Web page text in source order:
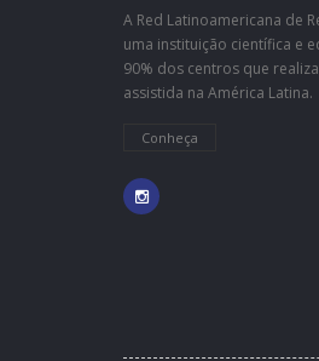
A Red Latinoamericana de
uma instituição científica e
90% dos centros que
assistida na América Latina.
Conheça